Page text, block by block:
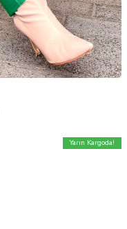
Yarın Kargoda!